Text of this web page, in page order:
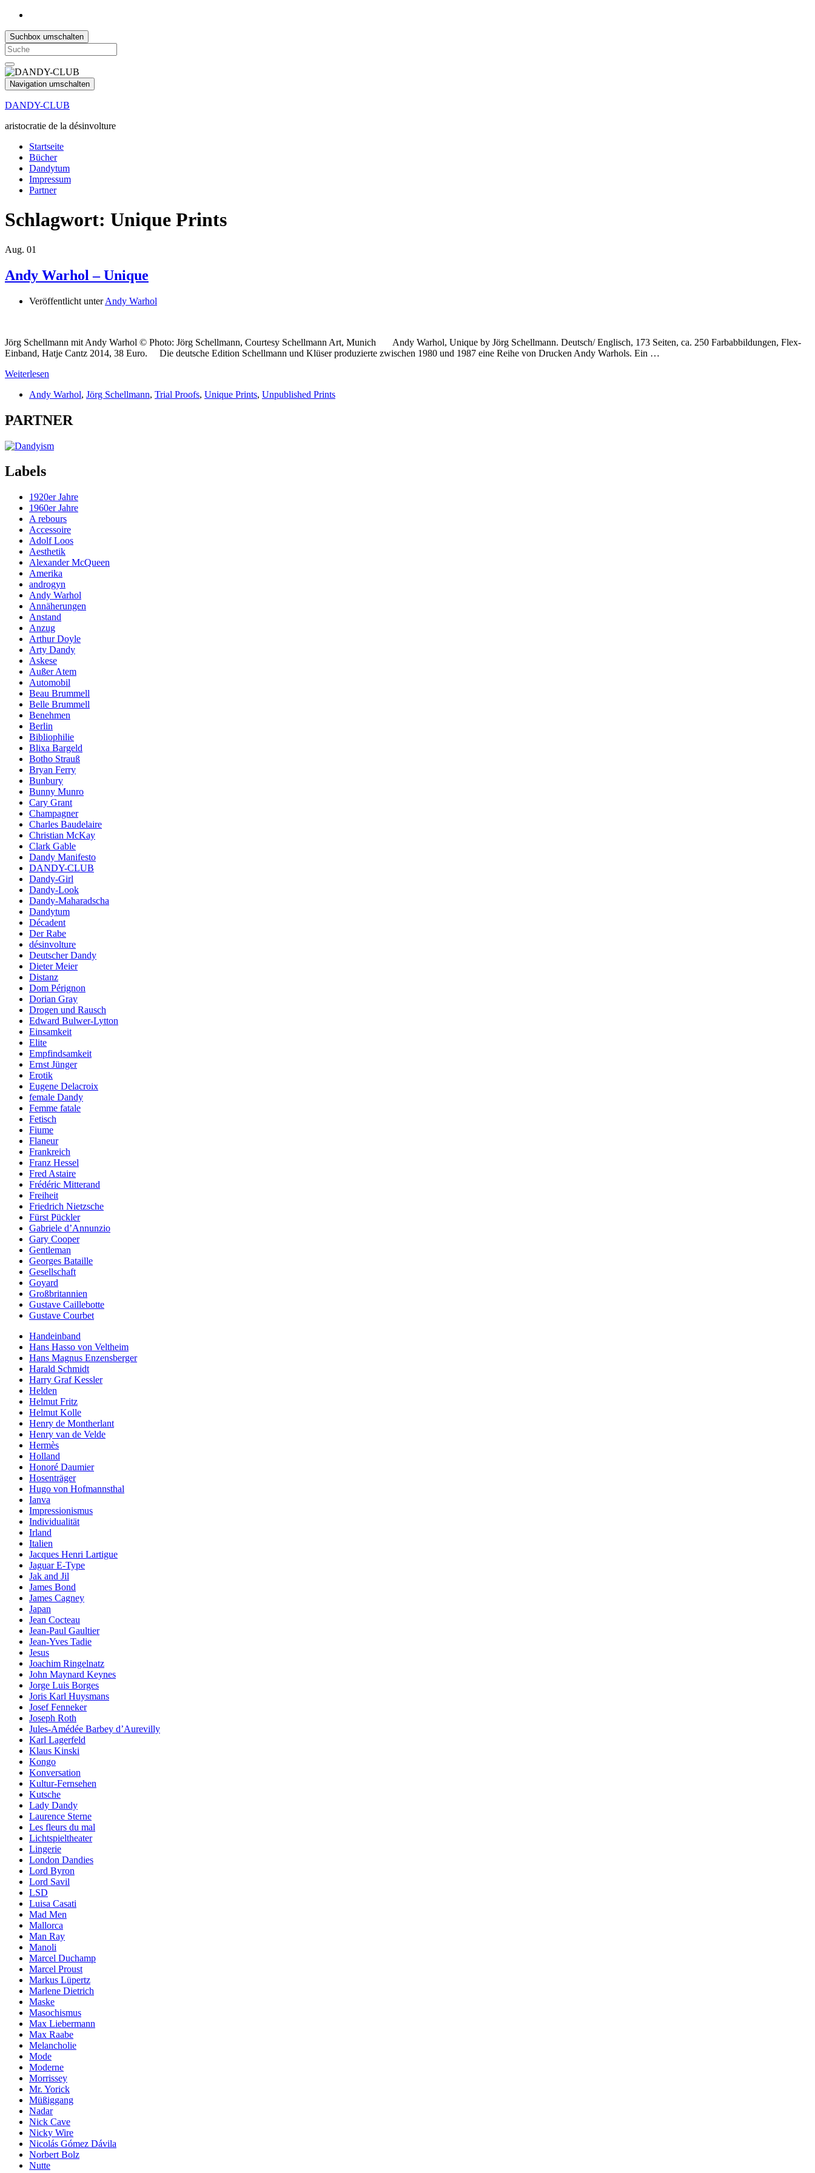
Suchbox umschalten
Search
for:
Navigation umschalten
DANDY-CLUB
aristocratie de la désinvolture
Startseite
Bücher
Dandytum
Impressum
Partner
Schlagwort: Unique Prints
Aug. 01
Andy Warhol – Unique
Veröffentlicht unterAndy Warhol
Jörg Schellmann mit Andy Warhol © Photo: Jörg Schellmann, Courtesy Schellmann Art, Munich Andy Warhol, Unique by Jörg Schellmann. Deutsch/ Englisch, 173 Seiten, ca. 250 Farbabbildungen, Flex-
Einband, Hatje Cantz 2014, 38 Euro. Die deutsche Edition Schellmann und Klüser produzierte zwischen 1980 und 1987 eine Reihe von Drucken Andy Warhols. Ein …
Weiterlesen
Andy Warhol, Jörg Schellmann, Trial Proofs, Unique Prints, Unpublished Prints
PARTNER
Labels
1920er Jahre
1960er Jahre
A rebours
Accessoire
Adolf Loos
Aesthetik
Alexander McQueen
Amerika
androgyn
Andy Warhol
Annäherungen
Anstand
Anzug
Arthur Doyle
Arty Dandy
Askese
Außer Atem
Automobil
Beau Brummell
Belle Brummell
Benehmen
Berlin
Bibliophilie
Blixa Bargeld
Botho Strauß
Bryan Ferry
Bunbury
Bunny Munro
Cary Grant
Champagner
Charles Baudelaire
Christian McKay
Clark Gable
Dandy Manifesto
DANDY-CLUB
Dandy-Girl
Dandy-Look
Dandy-Maharadscha
Dandytum
Décadent
Der Rabe
désinvolture
Deutscher Dandy
Dieter Meier
Distanz
Dom Pérignon
Dorian Gray
Drogen und Rausch
Edward Bulwer-Lytton
Einsamkeit
Elite
Empfindsamkeit
Ernst Jünger
Erotik
Eugene Delacroix
female Dandy
Femme fatale
Fetisch
Fiume
Flaneur
Frankreich
Franz Hessel
Fred Astaire
Frédéric Mitterand
Freiheit
Friedrich Nietzsche
Fürst Pückler
Gabriele d’Annunzio
Gary Cooper
Gentleman
Georges Bataille
Gesellschaft
Goyard
Großbritannien
Gustave Caillebotte
Gustave Courbet
Handeinband
Hans Hasso von Veltheim
Hans Magnus Enzensberger
Harald Schmidt
Harry Graf Kessler
Helden
Helmut Fritz
Helmut Kolle
Henry de Montherlant
Henry van de Velde
Hermès
Holland
Honoré Daumier
Hosenträger
Hugo von Hofmannsthal
Ianva
Impressionismus
Individualität
Irland
Italien
Jacques Henri Lartigue
Jaguar E-Type
Jak and Jil
James Bond
James Cagney
Japan
Jean Cocteau
Jean-Paul Gaultier
Jean-Yves Tadie
Jesus
Joachim Ringelnatz
John Maynard Keynes
Jorge Luis Borges
Joris Karl Huysmans
Josef Fenneker
Joseph Roth
Jules-Amédée Barbey d’Aurevilly
Karl Lagerfeld
Klaus Kinski
Kongo
Konversation
Kultur-Fernsehen
Kutsche
Lady Dandy
Laurence Sterne
Les fleurs du mal
Lichtspieltheater
Lingerie
London Dandies
Lord Byron
Lord Savil
LSD
Luisa Casati
Mad Men
Mallorca
Man Ray
Manoli
Marcel Duchamp
Marcel Proust
Markus Lüpertz
Marlene Dietrich
Maske
Masochismus
Max Liebermann
Max Raabe
Melancholie
Mode
Moderne
Morrissey
Mr. Yorick
Müßiggang
Nadar
Nick Cave
Nicky Wire
Nicolás Gómez Dávila
Norbert Bolz
Nutte